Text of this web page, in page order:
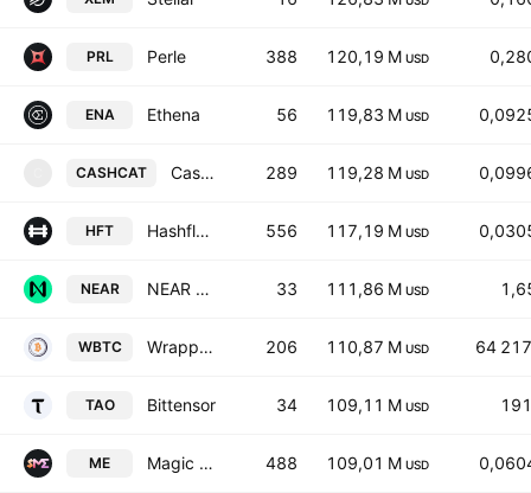
PRL Perle 388 120,19 M USD
ENA Ethena 56 119,83 M USD
CASHCAT Cash Cat 289 119,28 M USD
HFT Hashflow 556 117,19 M USD
NEAR NEAR Protocol 33 111,86 M USD
WBTC Wrapped Bitcoin 206 110,87 M USD 64
TAO Bittensor 34 109,11 M USD
ME Magic Eden 488 109,01 M USD